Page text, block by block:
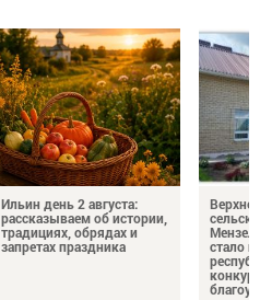
Ильин день 2 августа:
рассказываем об истории,
традициях, обрядах и
запретах праздника
стало